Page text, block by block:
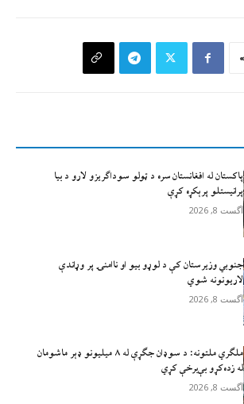
پاکستان له افغانستان سره د ټولو سوداګریزو لارو د بیا
پرانیستلو پرېکړه کړې
آگست 8, 2026
جنوبي وزیرستان کې د لوړو بیو او ناامنۍ پر وړاندې
لاريونونه شوي
آگست 8, 2026
ملګري ملتونه: د سوډان جګړې له ۸ میلیونو ډېر ماشومان
له زده‌کړو بې‌برخې کړي
آگست 8, 2026